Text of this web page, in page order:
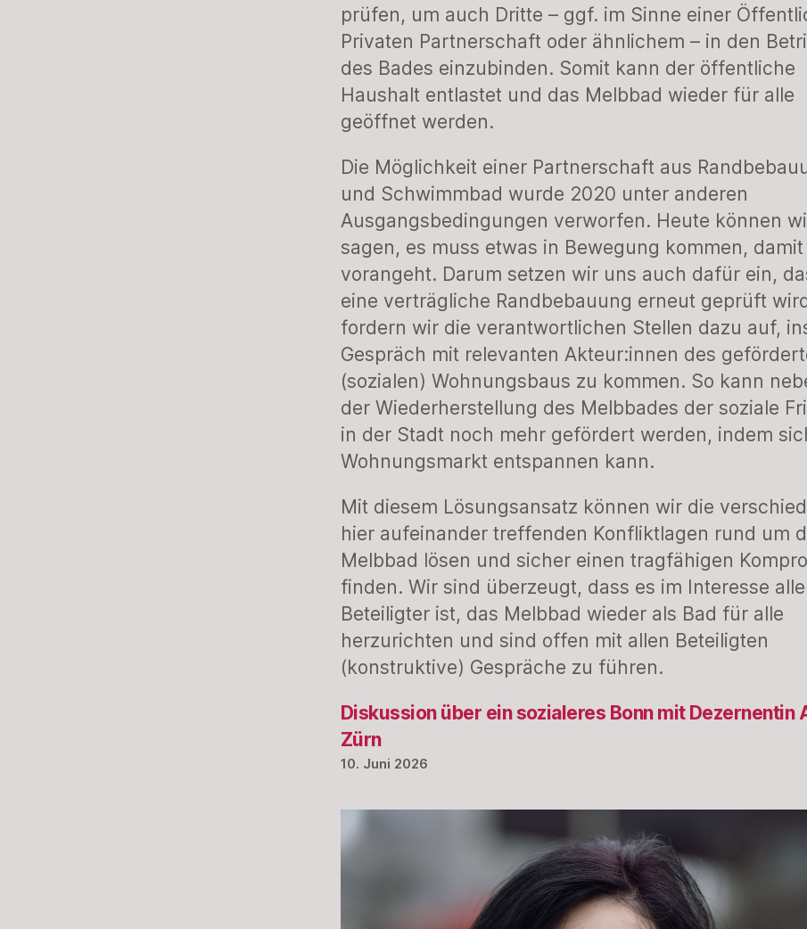
prüfen, um auch Dritte – ggf. im Sinne einer
Privaten Partnerschaft oder ähnlichem – in den
des Bades einzubinden. Somit kann der öffentliche
Haushalt entlastet und das Melbbad wieder für alle
geöffnet werden.
Die Möglichkeit einer Partnerschaft aus
und Schwimmbad wurde 2020 unter anderen
Ausgangsbedingungen verworfen. Heute können
sagen, es muss etwas in Bewegung kommen, damit
vorangeht. Darum setzen wir uns auch dafür ein,
eine verträgliche Randbebauung erneut geprüft
fordern wir die verantwortlichen Stellen dazu auf,
Gespräch mit relevanten Akteur:innen des
(sozialen) Wohnungsbaus zu kommen. So kann
der Wiederherstellung des Melbbades der soziale
in der Stadt noch mehr gefördert werden, indem
Wohnungsmarkt entspannen kann.
Mit diesem Lösungsansatz können wir die
hier aufeinander treffenden Konfliktlagen rund um
Melbbad lösen und sicher einen tragfähigen
finden. Wir sind überzeugt, dass es im Interesse
Beteiligter ist, das Melbbad wieder als Bad für alle
herzurichten und sind offen mit allen Beteiligten
(konstruktive) Gespräche zu führen.
Diskussion über ein sozialeres Bonn mit Dezernentin
Zürn
10. Juni 2026